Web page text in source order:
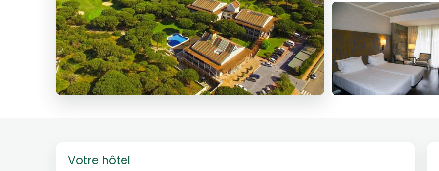
Votre hôtel